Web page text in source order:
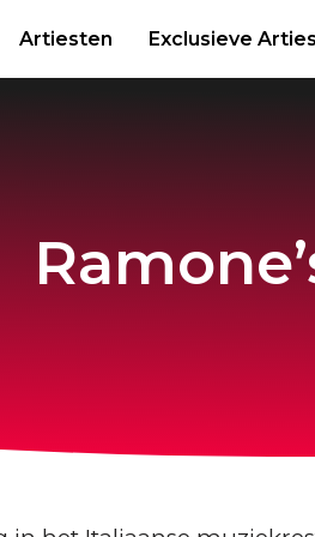
Artiesten Exclusieve